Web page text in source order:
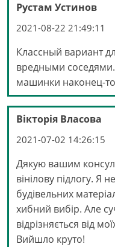
Рустам Устинов
2021-08-22 21:49:11
Классный вариант
вредными
машинки наконец-
Вікторія Власова
2021-07-02 14:26:15
Дякую вашим
вінілову підлогу. Я
будівельних
хибний вибір. Але
відрізняється від
Вийшло круто!